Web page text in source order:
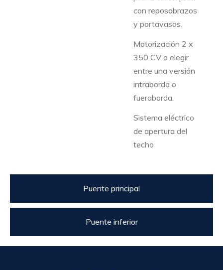
Puente principal
Puente inferior
con reposabrazos
y portavasos.
Motorización 2 x
350 CV a elegir
entre una versión
intraborda o
fueraborda.
Sistema eléctrico
de apertura del
techo